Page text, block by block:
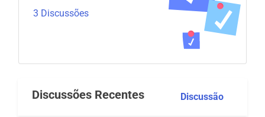
3 Discussões
Discussões Recentes Discussão